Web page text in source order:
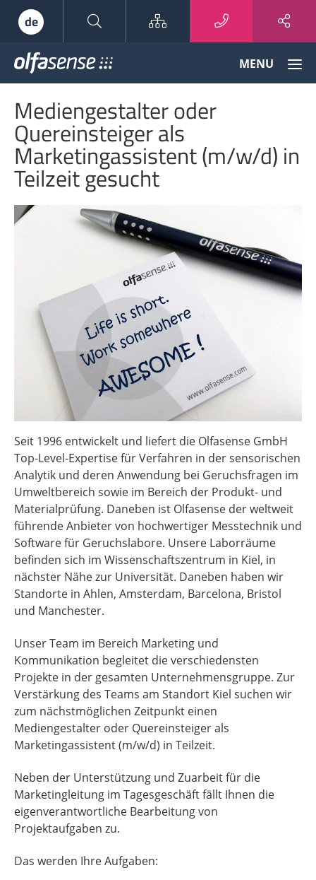
de Sitemap
Odour
Data
to
Odour
Knowledge
MENU
Mediengestalter oder
Quereinsteiger als
Marketingassistent (m/w/d) in
Teilzeit gesucht
Seit 1996 entwickelt und liefert die Olfasense GmbH
Top-Level-Expertise für Verfahren in der sensorischen
Analytik und deren Anwendung bei Geruchsfragen im
Umweltbereich sowie im Bereich der Produkt- und
Materialprüfung. Daneben ist Olfasense der weltweit
führende Anbieter von hochwertiger Messtechnik und
Software für Geruchslabore. Unsere Laborräume
befinden sich im Wissenschaftszentrum in Kiel, in
nächster Nähe zur Universität. Daneben haben wir
Standorte in Ahlen, Amsterdam, Barcelona, Bristol
und Manchester.
Unser Team im Bereich Marketing und
Kommunikation begleitet die verschiedensten
Projekte in der gesamten Unternehmensgruppe. Zur
Verstärkung des Teams am Standort Kiel suchen wir
zum nächstmöglichen Zeitpunkt einen
Mediengestalter oder Quereinsteiger als
Marketingassistent (m/w/d) in Teilzeit.
Neben der Unterstützung und Zuarbeit für die
Marketingleitung im Tagesgeschäft fällt Ihnen die
eigenverantwortliche Bearbeitung von
Projektaufgaben zu.
Das werden Ihre Aufgaben: